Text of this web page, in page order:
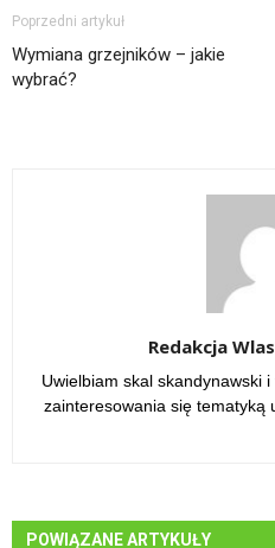
Poprzedni artykuł
Wymiana grzejników – jakie
wybrać?
Redakcja
Uwielbiam skal skandynawski i
zainteresowania się tematyką
POWIĄZANE ARTYKUŁY